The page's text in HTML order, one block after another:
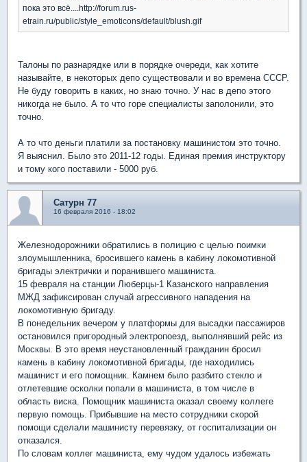
пока это всё....http://forum.rus-
etrain.ru/public/style_emoticons/default/blush.gif
Талоны по разнарядке или в порядке очереди, как хотите
называйте, в некоторых депо существовали и во времена СССР.
Не буду говорить в каких, но знаю точно. У нас в депо этого
никогда не было. А то что горе специалисты заполонили, это
точно.
А то что деньги платили за постановку машинистом это точно.
Я выяснил. Было это 2011-12 годы. Единая премия инструктору
и тому кого поставили - 5000 руб.
Сатурн 77
16 февраля 2016 - 18:02
Железнодорожники обратились в полицию с целью поимки
злоумышленника, бросившего камень в кабину локомотивной
бригады электрички и поранившего машиниста.
15 февраля на станции Люберцы-1 Казанского направления
МЖД зафиксирован случай агрессивного нападения на
локомотивную бригаду.
В понедельник вечером у платформы для высадки пассажиров
остановился пригородный электропоезд, выполнявший рейс из
Москвы. В это время неустановленный гражданин бросил
камень в кабину локомотивной бригады, где находились
машинист и его помощник. Камнем было разбито стекло и
отлетевшие осколки попали в машиниста, в том числе в
область виска. Помощник машиниста оказал своему коллеге
первую помощь. Прибывшие на место сотрудники скорой
помощи сделали машинисту перевязку, от госпитализации он
отказался.
По словам коллег машиниста, ему чудом удалось избежать